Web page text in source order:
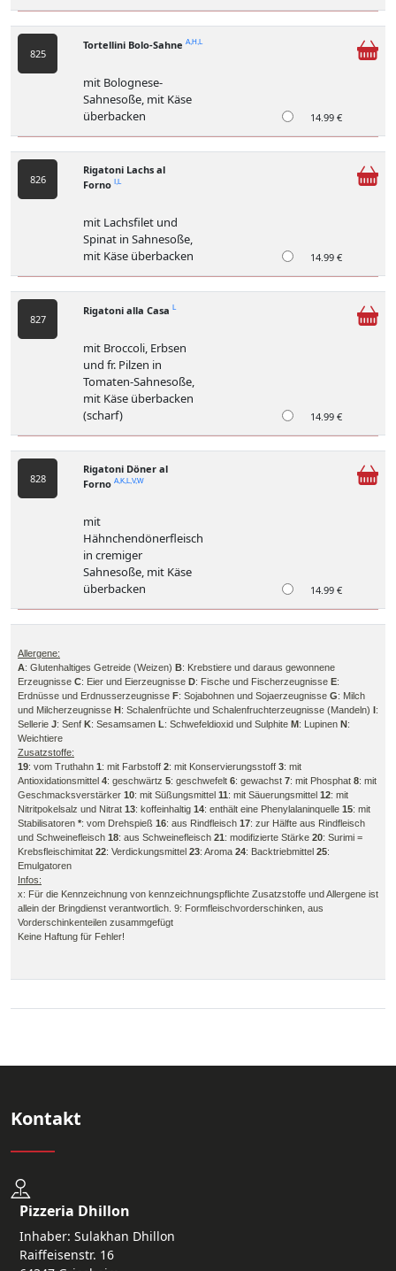
825
Tortellini Bolo-Sahne A,H,L
mit Bolognese-
Sahnesoße, mit Käse
überbacken
14.99 €
826
Rigatoni Lachs al
Forno I,L
mit Lachsfilet und
Spinat in Sahnesoße,
mit Käse überbacken
14.99 €
827
Rigatoni alla Casa L
mit Broccoli, Erbsen
und fr. Pilzen in
Tomaten-Sahnesoße,
mit Käse überbacken
(scharf)
14.99 €
828
Rigatoni Döner al
Forno A,K,L,V,W
mit
Hähnchendönerfleisch
in cremiger
Sahnesoße, mit Käse
überbacken
14.99 €
Allergene:
A: Glutenhaltiges Getreide (Weizen) B: Krebstiere und daraus gewonnene
Erzeugnisse C: Eier und Eierzeugnisse D: Fische und Fischerzeugnisse E:
Erdnüsse und Erdnusserzeugnisse F: Sojabohnen und Sojaerzeugnisse G: Milch
und Milcherzeugnisse H: Schalenfrüchte und Schalenfruchterzeugnisse (Mandeln) I:
Sellerie J: Senf K: Sesamsamen L: Schwefeldioxid und Sulphite M: Lupinen N:
Weichtiere
Zusatzstoffe:
19: vom Truthahn 1: mit Farbstoff 2: mit Konservierungsstoff 3: mit
Antioxidationsmittel 4: geschwärtz 5: geschwefelt 6: gewachst 7: mit Phosphat 8: mit
Geschmacksverstärker 10: mit Süßungsmittel 11: mit Säuerungsmittel 12: mit
Nitritpokelsalz und Nitrat 13: koffeinhaltig 14: enthält eine Phenylalaninquelle 15: mit
Stabilisatoren *: vom Drehspieß 16: aus Rindfleisch 17: zur Hälfte aus Rindfleisch
und Schweinefleisch 18: aus Schweinefleisch 21: modifizierte Stärke 20: Surimi =
Krebsfleischimitat 22: Verdickungsmittel 23: Aroma 24: Backtriebmittel 25:
Emulgatoren
Infos:
x: Für die Kennzeichnung von kennzeichnungspflichte Zusatzstoffe und Allergene ist
allein der Bringdienst verantwortlich. 9: Formfleischvorderschinken, aus
Vorderschinkenteilen zusammgefügt
Keine Haftung für Fehler!
Kontakt
Pizzeria Dhillon
Inhaber: Sulakhan Dhillon
Raiffeisenstr. 16